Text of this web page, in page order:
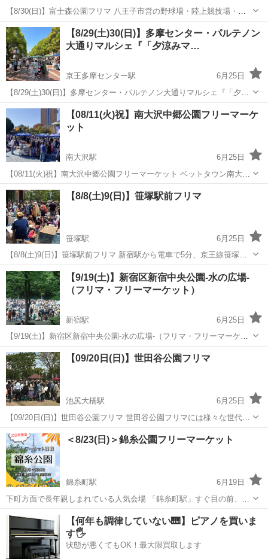
【8/30(日)】富士森公園フリマ 八王子市営の野球場・陸上競技場・体
育館などの施設と併設された富士森公園でのフリマ。杜の桜並木がフ
リマストリートになります。 八王子市内のみならず多摩界隈ではかな
り知られた、...
東京 八王子市 フリーマーケット フリマ
【8/29(土)30(日)】多摩センター・パルテノン
大通りマルシェ『「夕涼みマ…
京王多摩センター駅
6月25日
【8/29(土)30(日)】多摩センター・パルテノン大通りマルシェ『「夕涼
みマルシェ」 イルミネーションやハロウィーンイベントでも有名な多
摩センター駅前の大きな遊歩道『パルテノン大通り』でのイベント。
『安心・安全な...
東京 多摩市 京王多摩センター駅 フリーマーケット
マルシェ
【08/11(火)祝】南大沢中郷公園フリーマーケ
ット
南大沢駅
6月25日
【08/11(火)祝】南大沢中郷公園フリーマーケット ベットタウン南大沢
駅前の超人気会場・南大沢中郷公園でのフリマ。 八王子市内のみなら
ず多摩界隈ではかなり知られた、とにかくすごい賑わいなフリマ会場
です。フリマビ...
東京 八王子市 南大沢駅 フリーマーケット
【8/8(土)9(日)】笹塚駅前フリマ
笹塚駅
6月25日
【8/8(土)9(日)】笹塚駅前フリマ 新宿駅から電車で5分、京王線笹塚駅
前のショッピングセンター「フレンテ笹塚」。 ちょっと上質でリラッ
クスできる心地よい生活を提案しているおしゃれな施設の正面玄関に
てフリーマーケッ...
東京 渋谷区 笹塚駅 フリーマーケット 会場
【9/19(土)】新宿区新宿中央公園-水の広場-
（フリマ・フリーマーケット）
新宿駅
6月25日
【9/19(土)】新宿区新宿中央公園-水の広場-（フリマ・フリーマーケッ
ト） ＪＲ線『新宿』駅徒歩8分 大江戸線『都庁前』駅前(A5出口)すぐ
【開 催 日】 9月19日(土) 【開催時間】 9時～15時...
東京 新宿区 新宿駅 フリーマーケット 会場
【09/20日(日)】世田谷公園フリマ
池尻大橋駅
6月25日
【09/20日(日)】世田谷公園フリマ 世田谷公園フリマには様々な世代の
人が訪れますが、特に20代から40代の客層が目立ちます。世田谷区近
隣の方を中心に比較的女性や家族連れが多い傾向。 出品されているモ
ノは比較的状態の...
東京 世田谷区 池尻大橋駅 フリーマーケット
＜8/23(日)＞錦糸公園フリーマーケット
錦糸町駅
6月19日
下町方面で長年親しまれている人気会場 「錦糸町駅」すぐ目の前、毎
回安定した人出のある会場です スカイツリーもきれいに見られます
よ。 出店される品物は幅広く、生活雑貨・衣類やおもちゃ、 懐かしい
物等、様々のものが出...
東京 墨田区 錦糸町駅 フリーマーケット
【何年も調律していない🎹】ピアノを買いま
す🖐️
状態が悪くてもOK！最大限買取します